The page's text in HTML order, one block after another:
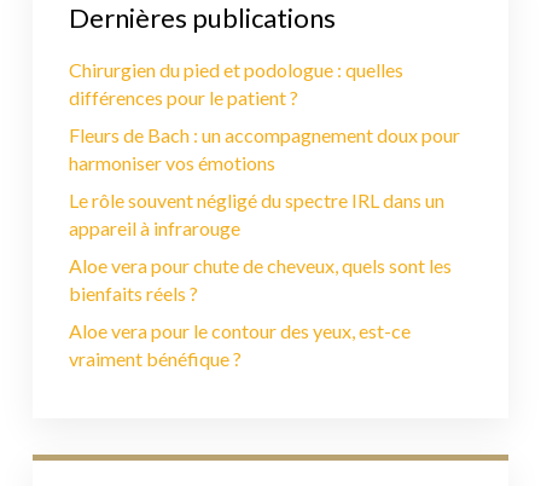
Dernières publications
Chirurgien du pied et podologue : quelles
différences pour le patient ?
Fleurs de Bach : un accompagnement doux pour
harmoniser vos émotions
Le rôle souvent négligé du spectre IRL dans un
appareil à infrarouge
Aloe vera pour chute de cheveux, quels sont les
bienfaits réels ?
Aloe vera pour le contour des yeux, est-ce
vraiment bénéfique ?